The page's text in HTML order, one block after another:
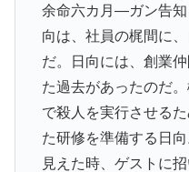
余命六カ月―ガン告知
向は、社員の梶間に
だ。日向には、創業
た過去があったのだ
で殺人を実行させる
た研修を準備する日
見えた時、ゲストに